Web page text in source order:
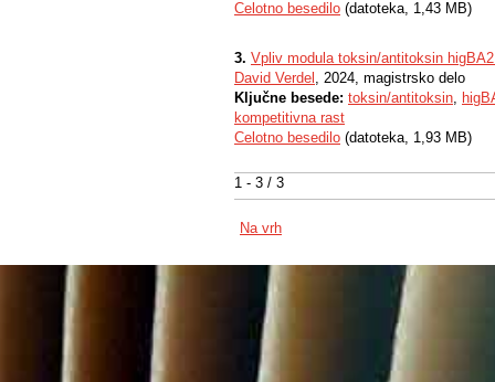
1 - 3 / 3
Celotno besedilo (datoteka, 1,43 MB)
3. Vpliv modula toksin/antitoksin
David Verdel , 2024, magistrsko delo
Ključne besede: toksin/antitoksin,
kompetitivna rast
Celotno besedilo (datoteka, 1,93 MB)
Na vrh